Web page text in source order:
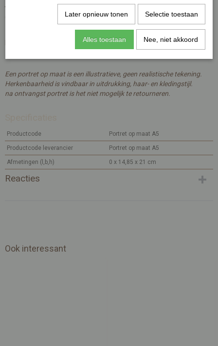
foto te sturen
Graag met vermelding van het bestelnummer.
Dit mag per mail of whatsapp; Klik hier voor de contactgegevens.
Een portret op maat is een illustratieve, geen realistische tekening.
Herkenbaarheid is vindbaar in uitdrukking, haar- en kledingstijl.
na ontvangst portret is het niet mogelijk te retourneren.
Productcode Portret op maat A5
Productcode leverancier Portret op maat A5
Afmetingen (l,b,h) 0 x 14,85 x 21 cm
Reacties
Ook interessant
Later opnieuw tonen Selectie toestaan
Alles toestaan Nee, niet akkoord